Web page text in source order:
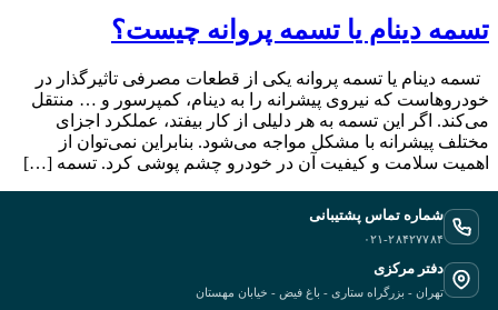
تسمه دینام یا تسمه پروانه چیست؟
تسمه دینام یا تسمه پروانه یکی از قطعات مصرفی تاثیرگذار در
خودروهاست که نیروی پیشرانه را به دینام، کمپرسور و … منتقل
می‌کند. اگر این تسمه به هر دلیلی از کار بیفتد، عملکرد اجزای
مختلف پیشرانه با مشکل مواجه می‌شود. بنابراین نمی‌توان از
اهمیت سلامت و کیفیت آن در خودرو چشم‌ پوشی کرد. تسمه […]
شماره تماس پشتیبانی
۰۲۱-۲۸۴۲۷۷۸۴
دفتر مرکزی
تهران - بزرگراه ستاری - باغ فیض - خیابان مهستان